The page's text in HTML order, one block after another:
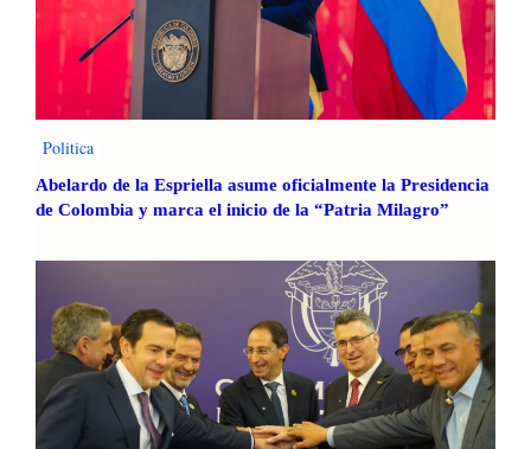
Politica
Abelardo de la Espriella asume oficialmente la Presidencia
de Colombia y marca el inicio de la “Patria Milagro”